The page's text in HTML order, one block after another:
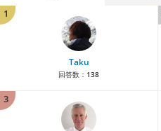
1
Taku
回答数： 138
3